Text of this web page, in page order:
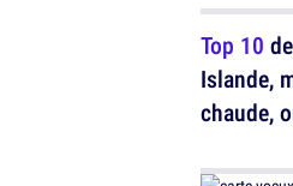
Top 10
Islande,
chaude,